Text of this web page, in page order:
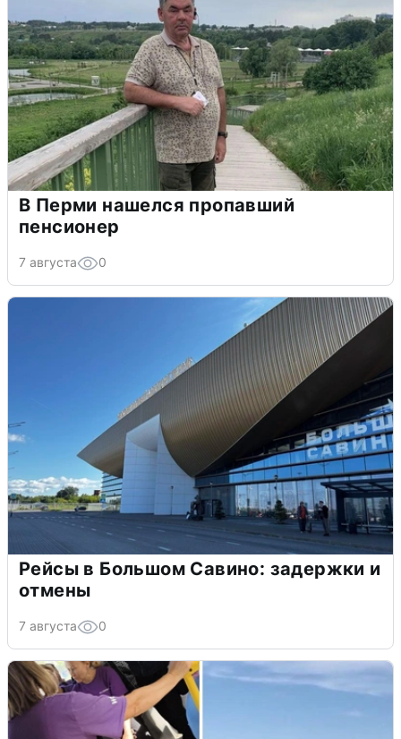
В Перми нашелся пропавший
пенсионер
7 августа 0
Рейсы в Большом Савино: задержки и
отмены
7 августа 0